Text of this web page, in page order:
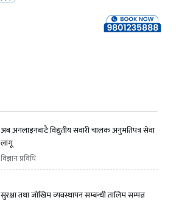
अब अनलाइनबाटै विद्युतीय सवारी चालक अनुमतिपत्र सेवा
लागू
विज्ञान प्रविधि
सुरक्षा तथा जोखिम व्यवस्थापन सम्बन्धी तालिम सम्पन्न